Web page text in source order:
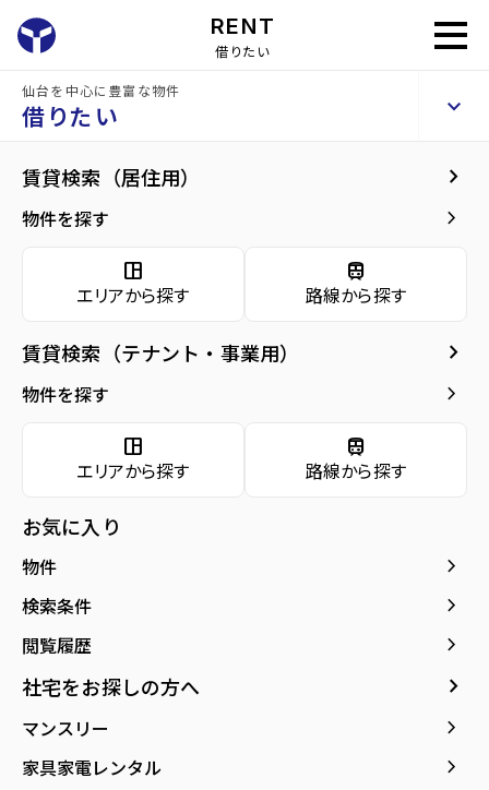
RENT
借りたい
仙台を中心に豊富な物件
借りたい keyboard_arrow_up
賃貸検索（居住用） keyboard_arrow_right
物件を探す keyboard_arrow_right
space_dashboard
エリアから探す
train
路線から探す
賃貸検索（テナント・事業用） keyboard_arrow_right
物件を探す keyboard_arrow_right
space_dashboard
エリアから探す
train
路線から探す
お気に入り
物件 keyboard_arrow_right
検索条件 keyboard_arrow_right
閲覧履歴 keyboard_arrow_right
社宅をお探しの方へ keyboard_arrow_right
マンスリー keyboard_arrow_right
家具家電レンタル keyboard_arrow_right
貸店舗 実沢安部店舗
建物概要
現在募集中の物件arrow_forward
arrow_forward
地図・周辺環境 arrow_forward
実沢安部店舗
アクセス
宮城県仙台市泉区実沢字一本橋
location_on グーグルマップでみる open_in_new
詳細情報
物件名
アクセス
location_on